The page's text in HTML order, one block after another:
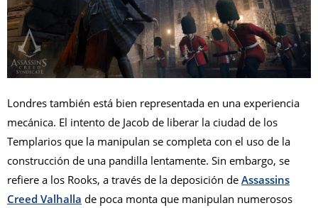
Londres también está bien representada en una experiencia
mecánica. El intento de Jacob de liberar la ciudad de los
Templarios que la manipulan se completa con el uso de la
construcción de una pandilla lentamente. Sin embargo, se
refiere a los Rooks, a través de la deposición de Assassins
Creed Valhalla de poca monta que manipulan numerosos